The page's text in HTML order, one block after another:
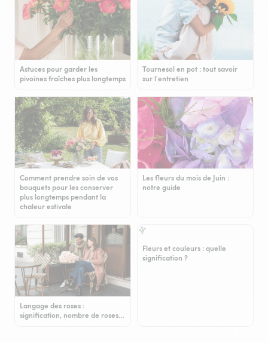
Astuces pour garder les
pivoines fraîches plus longtemps
Tournesol en pot : tout savoir
sur l'entretien
Comment prendre soin de vos
bouquets pour les conserver
plus longtemps pendant la
chaleur estivale
Les fleurs du mois de Juin :
notre guide
Langage des roses :
signification, nombre de roses…
Fleurs et couleurs : quelle
signification ?